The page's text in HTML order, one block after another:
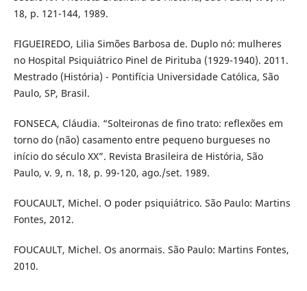
18, p. 121-144, 1989.
FIGUEIREDO, Lilia Simões Barbosa de. Duplo nó: mulheres
no Hospital Psiquiátrico Pinel de Pirituba (1929-1940). 2011.
Mestrado (História) - Pontifícia Universidade Católica, São
Paulo, SP, Brasil.
FONSECA, Cláudia. “Solteironas de fino trato: reflexões em
torno do (não) casamento entre pequeno burgueses no
início do século XX”. Revista Brasileira de História, São
Paulo, v. 9, n. 18, p. 99-120, ago./set. 1989.
FOUCAULT, Michel. O poder psiquiátrico. São Paulo: Martins
Fontes, 2012.
FOUCAULT, Michel. Os anormais. São Paulo: Martins Fontes,
2010.